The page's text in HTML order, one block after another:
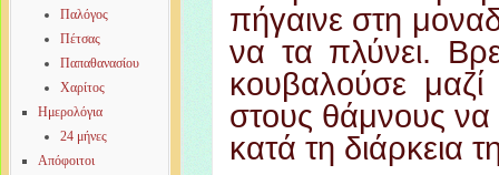
Παλόγος
Πέτσας
Παπαθανασίου
Χαρίτος
Ημερολόγια
24 μήνες
Απόφοιτοι
πήγαινε στη
να τα πλύνει.
κουβαλούσε
στους θάμνους
κατά τη διάρκεια